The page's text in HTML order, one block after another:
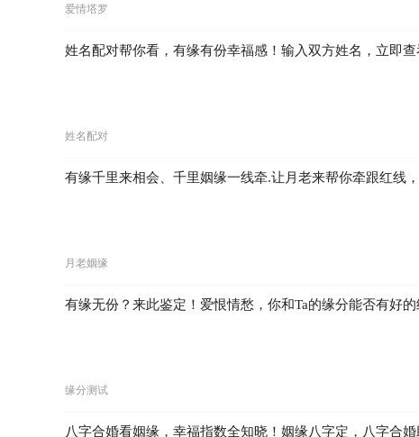
爱情塔罗
姓名配对帮你看，有缘有份幸福感！输入双方姓名，立即
姓名配对
有缘千里来相会、千里姻缘一线牵.让月老来帮你牵跟红线
月老姻缘
有缘无份？来此鉴定！爱恨情愁，你和Ta的缘分能否有好
缘分测试
八字合婚看姻缘，幸福指数全知晓！姻缘八字定，八字合